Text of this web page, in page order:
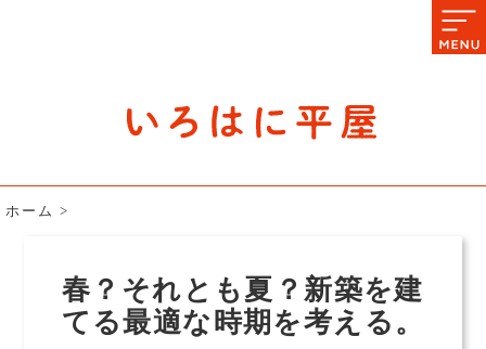
ホーム >
春？それとも夏？新築を建
てる最適な時期を考える。